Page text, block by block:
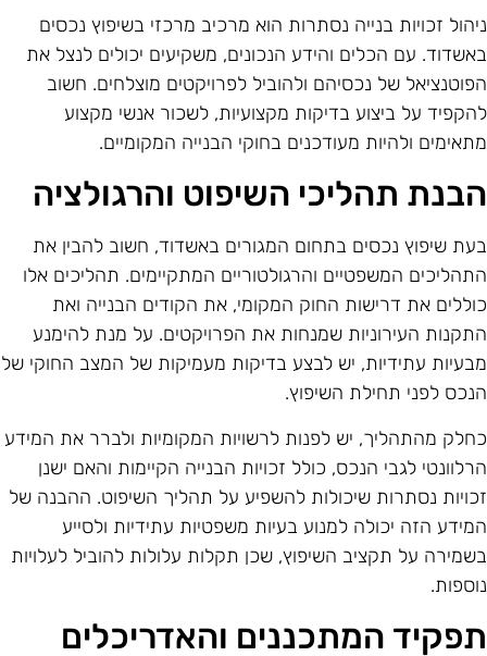
זכויות בנייה נסתרות הוא מרכיב מרכזי בשיפוץ נכסים
עם הכלים והידע הנכונים, משקיעים יכולים לנצל את
של נכסיהם ולהוביל לפרויקטים מוצלחים. חשוב
על ביצוע בדיקות מקצועיות, לשכור אנשי מקצוע
ולהיות מעודכנים בחוקי הבנייה המקומיים.
תהליכי השיפוט והרגולציה
שיפוץ נכסים בתחום המגורים באשדוד, חשוב להבין את
המשפטיים והרגולטוריים המתקיימים. תהליכים אלו
את דרישות החוק המקומי, את הקודים הבנייה ואת
העירוניות שמנחות את הפרויקטים. על מנת להימנע
עתידיות, יש לבצע בדיקות מעמיקות של המצב החוקי של
לפני תחילת השיפוץ.
מהתהליך, יש לפנות לרשויות המקומיות ולברר את המידע
לגבי הנכס, כולל זכויות הבנייה הקיימות והאם ישנן
נסתרות שיכולות להשפיע על תהליך השיפוט. ההבנה של
הזה יכולה למנוע בעיות משפטיות עתידיות ולסייע
על תקציב השיפוץ, שכן תקלות עלולות להוביל לעלויות
המתכננים והאדריכלים